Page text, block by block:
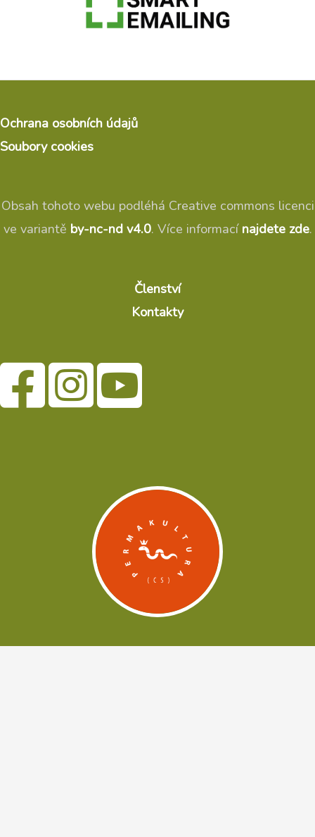
Ochrana osobních údajů
Soubory cookies
Obsah tohoto webu podléhá Creative commons licenci
ve variantě by-nc-nd v4.0. Více informací najdete zde.
Členství
Kontakty